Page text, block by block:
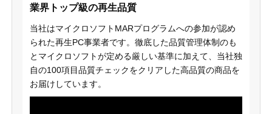
業界トップ級の再生品質
当社はマイクロソフトMARプログラムへの参加が認め
られた再生PC事業者です。徹底した品質管理体制のも
とマイクロソフトが定める厳しい基準に加えて、当社独
自の100項目品質チェックをクリアした高品質の商品を
お届けしています。